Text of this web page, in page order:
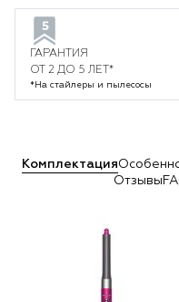
ГАРАНТИЯ
ОТ 2 ДО 5 ЛЕТ*
*На стайлеры и пылесосы
Комплектация
Отзывы